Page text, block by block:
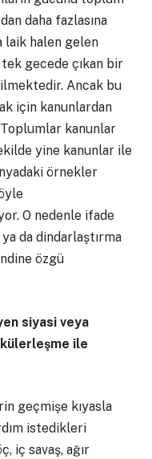
daha fazlasına
laik halen gelen
gecede çıkan bir
Ancak bu
için kanunlardan
Toplumlar kanunlar
yine kanunlar ile
örnekler
O nedenle ifade
da dindarlaştırma
özgü
siyasi veya
ile
geçmişe kıyasla
istedikleri
iç savaş, ağır